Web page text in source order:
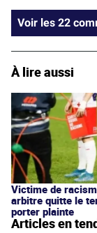
Voir
À lire aussi
Victime de
arbitre quitte le
porter plainte
Articles en